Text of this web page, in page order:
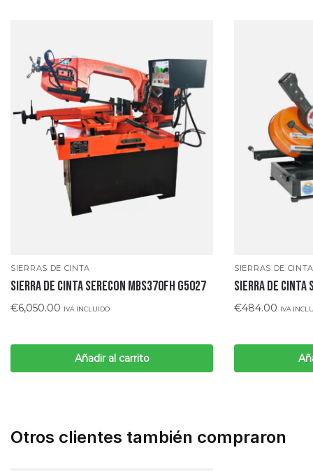
SIERRAS DE CINTA
SIERRA DE CINTA SERECON MBS370FH G5027
€6,050.00 IVA INCLUIDO
Añadir al carrito
SIERRAS DE
SIERRA DE
€484.00 IVA
Otros clientes también compraron